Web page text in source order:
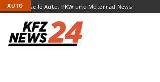
Top Aktuelle Auto, PKW und Motorrad News
AUTO